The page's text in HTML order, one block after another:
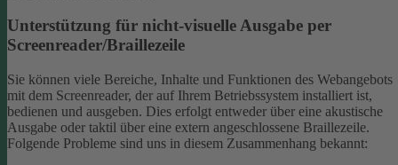
Unterstützung für nicht-visuelle Ausgabe per
Screenreader/Braillezeile
Sie können viele Bereiche, Inhalte und Funktionen des Webangebots
mit dem Screenreader, der auf Ihrem Betriebssystem installiert ist,
bedienen und ausgeben. Dies erfolgt entweder über eine akustische
Ausgabe oder taktil über eine extern angeschlossene Braillezeile.
Folgende Probleme sind uns in diesem Zusammenhang bekannt: